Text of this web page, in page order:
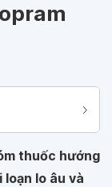
thuốc hướng
lo âu và